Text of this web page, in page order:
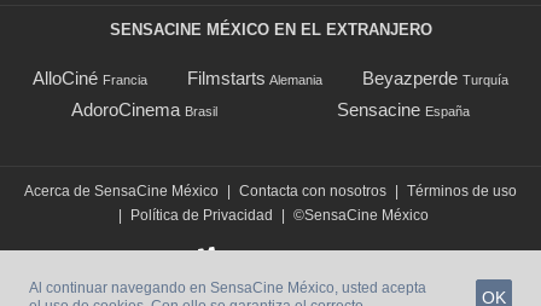
SENSACINE MÉXICO EN EL EXTRANJERO
AlloCiné Francia Filmstarts Alemania Beyazperde Turquía
AdoroCinema Brasil Sensacine España
Acerca de SensaCine México Contacta con nosotros
Términos de uso
Política de Privacidad ©SensaCine México
Al continuar navegando en SensaCine México, usted acepta
OK